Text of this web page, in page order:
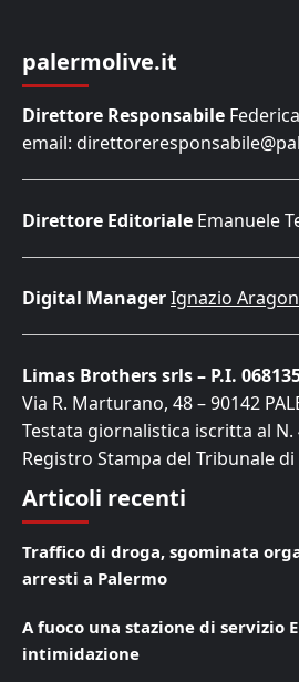
palermolive.it
Direttore Responsabile
email:
Direttore Editoriale Emanuele
Digital ManagerIgnazio
Limas Brothers srls – P.I.
Via R. Marturano, 48 – 90142
Testata giornalistica iscritta al N.
Registro Stampa del Tribunale
Articoli recenti
Traffico di droga, sgominata
arresti a Palermo
A fuoco una stazione di servizio
intimidazione